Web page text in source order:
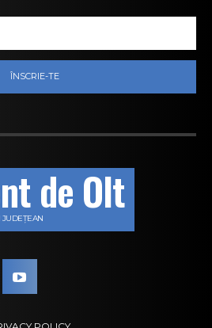
ÎNSCRIE-TE
de Olt
JUDEȚEAN